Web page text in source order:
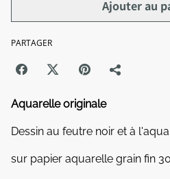
Ajouter au
PARTAGER
Aquarelle originale
Dessin au feutre noir et à
sur papier aquarelle grain fin